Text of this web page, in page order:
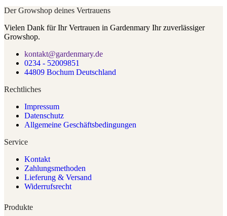
Der Growshop deines Vertrauens
Vielen Dank für Ihr Vertrauen in Gardenmary Ihr zuverlässiger
Growshop.
kontakt@gardenmary.de
0234 - 52009851
44809 Bochum Deutschland
Rechtliches
Impressum
Datenschutz
Allgemeine Geschäftsbedingungen
Service
Kontakt
Zahlungsmethoden
Lieferung & Versand
Widerrufsrecht
Produkte